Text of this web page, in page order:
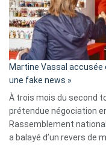
Martine Vassal accusée
une fake news »
À trois mois du second
prétendue négociation
Rassemblement
a balayé d’un revers de